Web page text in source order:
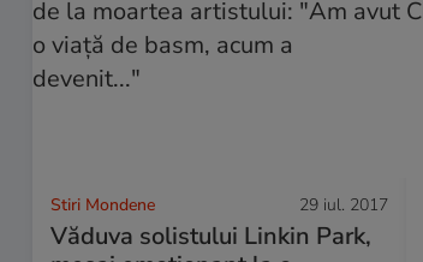
Stiri Mondene 29 iul. 2017
Văduva solistului Linkin Park,